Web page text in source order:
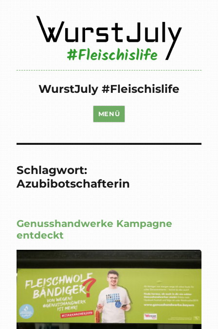
WurstJuly #Fleischislife
MENÜ
Schlagwort:
Azubibotschafterin
Genusshandwerke Kampagne
entdeckt